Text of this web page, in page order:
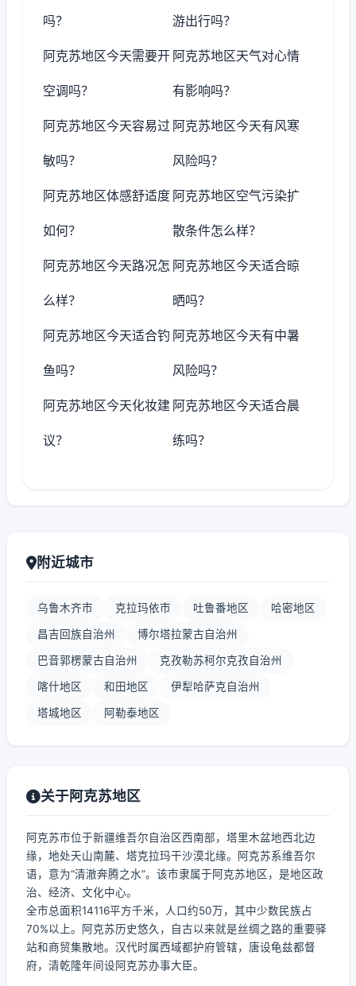
吗？ 游出行吗？
阿克苏地区今天需要开
空调吗？
阿克苏地区天气对心情
有影响吗？
阿克苏地区今天容易过
敏吗？
阿克苏地区今天有风寒
风险吗？
阿克苏地区体感舒适度
如何？
阿克苏地区空气污染扩
散条件怎么样？
阿克苏地区今天路况怎
么样？
阿克苏地区今天适合晾
晒吗？
阿克苏地区今天适合钓
鱼吗？
阿克苏地区今天有中暑
风险吗？
阿克苏地区今天化妆建
议？
阿克苏地区今天适合晨
练吗？
附近城市
乌鲁木齐市 克拉玛依市 吐鲁番地区 哈密地区
昌吉回族自治州 博尔塔拉蒙古自治州
巴音郭楞蒙古自治州 克孜勒苏柯尔克孜自治州
喀什地区 和田地区 伊犁哈萨克自治州
塔城地区 阿勒泰地区
关于阿克苏地区
阿克苏市位于新疆维吾尔自治区西南部，塔里木盆地西北边
缘，地处天山南麓、塔克拉玛干沙漠北缘。阿克苏系维吾尔
语，意为“清澈奔腾之水”。该市隶属于阿克苏地区，是地区政
治、经济、文化中心。
全市总面积14116平方千米，人口约50万，其中少数民族占
70%以上。阿克苏历史悠久，自古以来就是丝绸之路的重要驿
站和商贸集散地。汉代时属西域都护府管辖，唐设龟兹都督
府，清乾隆年间设阿克苏办事大臣。